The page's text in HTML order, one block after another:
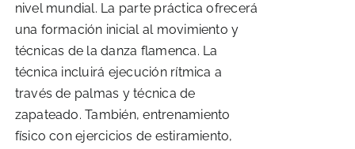
nivel mundial. La parte práctica ofrecerá
una formación inicial al movimiento y
técnicas de la danza flamenca. La
técnica incluirá ejecución rítmica a
través de palmas y técnica de
zapateado. También, entrenamiento
físico con ejercicios de estiramiento,